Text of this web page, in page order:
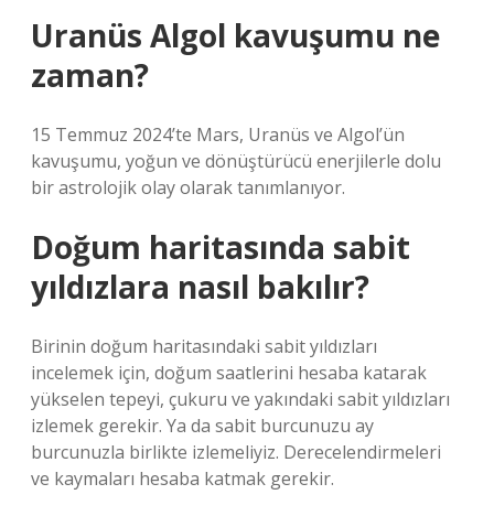
Uranüs Algol kavuşumu ne
zaman?
15 Temmuz 2024’te Mars, Uranüs ve Algol’ün
kavuşumu, yoğun ve dönüştürücü enerjilerle dolu
bir astrolojik olay olarak tanımlanıyor.
Doğum haritasında sabit
yıldızlara nasıl bakılır?
Birinin doğum haritasındaki sabit yıldızları
incelemek için, doğum saatlerini hesaba katarak
yükselen tepeyi, çukuru ve yakındaki sabit yıldızları
izlemek gerekir. Ya da sabit burcunuzu ay
burcunuzla birlikte izlemeliyiz. Derecelendirmeleri
ve kaymaları hesaba katmak gerekir.